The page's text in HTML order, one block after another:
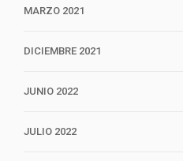
MARZO 2021
DICIEMBRE 2021
JUNIO 2022
JULIO 2022